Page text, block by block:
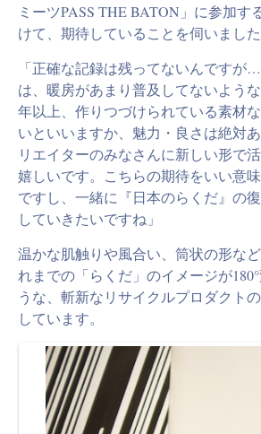
ミーツPASS THE BATON」に参加す
けて、期待していることを伺いました
「正確な記録は残ってないんですが
は、暖房があまり普及してないよう
年以上、作りつづけられている素材
いといいますか、魅力・良さは絶対
リエイターのみなさんに新しい形で
嬉しいです。こちらの期待をいい意
ですし、一緒に『日本のらくだ』の
していきたいですね」
温かな肌触りや風合い、筒状の形な
れまでの「らくだ」のイメージが
うな、斬新なリサイクルプロダクト
しています。